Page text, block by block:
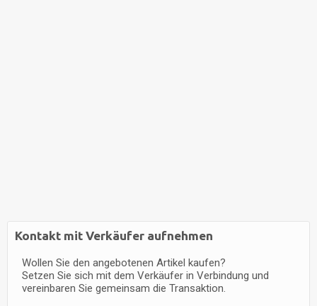
Kontakt mit Verkäufer aufnehmen
Wollen Sie den angebotenen Artikel kaufen?
Setzen Sie sich mit dem Verkäufer in Verbindung und
vereinbaren Sie gemeinsam die Transaktion.